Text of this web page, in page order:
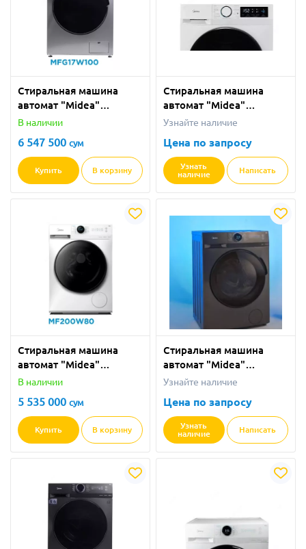
Стиральная машина
автомат "Midea"
MFG17W100 (Серая) 10
В наличии
6 547 500 сум
Купить В корзину
Стиральная машина
автомат "Midea"
MFG17W100 (Белая) 10
Узнайте наличие
Цена по запросу
Узнать
наличие
Написать
Стиральная машина
автомат "Midea"
MF200W80 (Белая) 8 кг
В наличии
5 535 000 сум
Купить В корзину
Стиральная машина
автомат "Midea"
MF200W80 (Серая) 8 кг
Узнайте наличие
Цена по запросу
Узнать
наличие
Написать